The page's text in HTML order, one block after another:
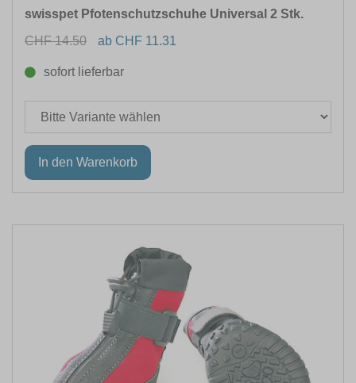
swisspet Pfotenschutzschuhe Universal 2 Stk.
CHF 14.50
ab CHF 11.31
sofort lieferbar